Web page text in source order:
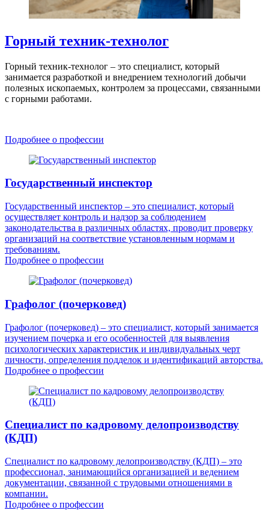
Горный техник-технолог
Горный техник-технолог – это специалист, который
занимается разработкой и внедрением технологий добычи
полезных ископаемых, контролем за процессами, связанными
с горными работами.
Подробнее о профессии
Государственный инспектор
Государственный инспектор – это специалист, который
осуществляет контроль и надзор за соблюдением
законодательства в различных областях, проводит проверку
организаций на соответствие установленным нормам и
требованиям.
Подробнее о профессии
Графолог (почерковед)
Графолог (почерковед) – это специалист, который занимается
изучением почерка и его особенностей для выявления
психологических характеристик и индивидуальных черт
личности, определения подделок и идентификаций авторства.
Подробнее о профессии
Специалист по кадровому делопроизводству
(КДП)
Специалист по кадровому делопроизводству (КДП) – это
профессионал, занимающийся организацией и ведением
документации, связанной с трудовыми отношениями в
компании.
Подробнее о профессии